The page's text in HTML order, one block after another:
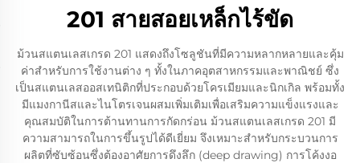
201 สายสอยเหล็กไร้ขัด
ม้วนสแตนเลสเกรด 201 แสดงถึงโซลูชันที่มีความหลากหลายและคุ้ม
ค่าสำหรับการใช้งานต่าง ๆ ทั้งในภาคอุตสาหกรรมและพาณิชย์ ซึ่ง
เป็นสแตนเลสออสเทนิติกที่ประกอบด้วยโครเมียมและนิกเกิล พร้อมทั้ง
มีแมงกานีสและไนโตรเจนผสมเพิ่มเติมเพื่อเสริมความแข็งแรงและ
คุณสมบัติในการต้านทานการกัดกร่อน ม้วนสแตนเลสเกรด 201 มี
ความสามารถในการขึ้นรูปได้ดีเยี่ยม จึงเหมาะสำหรับกระบวนการ
ผลิตที่ซับซ้อนซึ่งต้องอาศัยการดึงลึก (deep drawing) การโค้งงอ